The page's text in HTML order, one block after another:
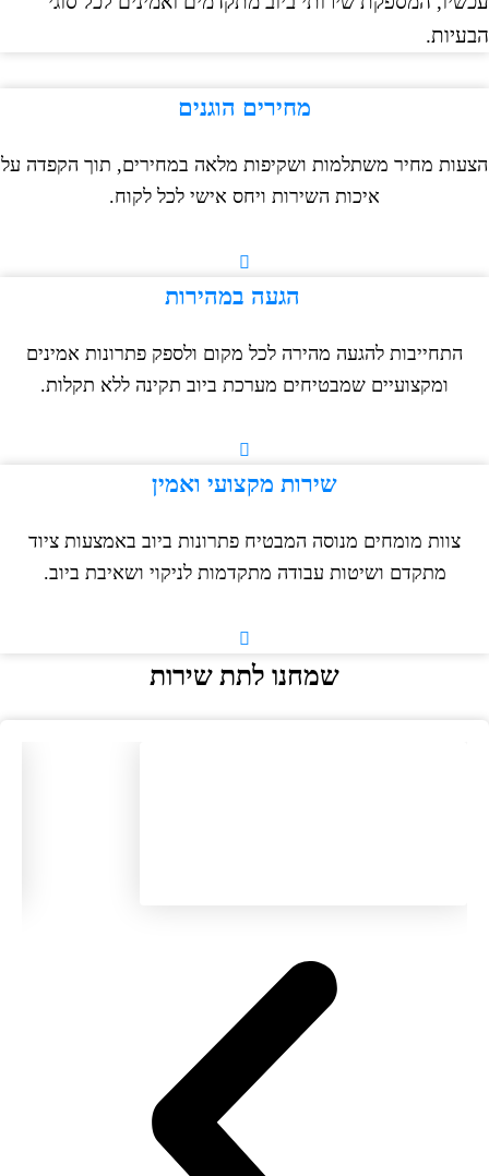
מחירים הוגנים
מחיר משתלמות ושקיפות מלאה במחירים, תוך הקפדה על
איכות השירות ויחס אישי לכל לקוח.
הגעה במהירות
התחייבות להגעה מהירה לכל מקום ולספק פתרונות אמינים
ומקצועיים שמבטיחים מערכת ביוב תקינה ללא תקלות.
שירות מקצועי ואמין
צוות מומחים מנוסה המבטיח פתרונות ביוב באמצעות ציוד
מתקדם ושיטות עבודה מתקדמות לניקוי ושאיבת ביוב.
שמחנו לתת שירות